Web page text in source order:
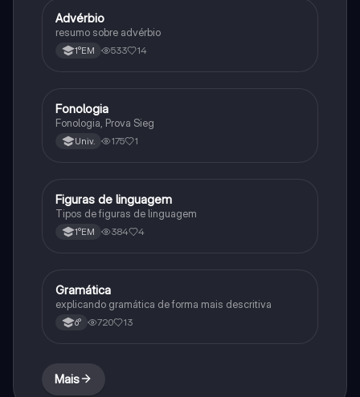
Português
Advérbio
resumo sobre advérbio
1°EM 533 14
Português
Fonologia
Fonologia, Prova Sieg
Univ. 175 1
Português
Figuras de linguagem
Tipos de figuras de linguagem
1°EM 384 4
Português
Gramática
explicando gramática de forma mais descritiva
6° 720 13
Mais